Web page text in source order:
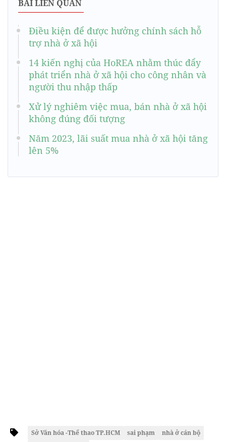
BÀI LIÊN QUAN
Điều kiện để được hưởng chính sách hỗ
trợ nhà ở xã hội
14 kiến nghị của HoREA nhằm thúc đẩy
phát triển nhà ở xã hội cho công nhân và
người thu nhập thấp
Xử lý nghiêm việc mua, bán nhà ở xã hội
không đúng đối tượng
Năm 2023, lãi suất mua nhà ở xã hội tăng
lên 5%
Sở Văn hóa -Thể thao TP.HCM sai phạm
nhà ở cán bộ